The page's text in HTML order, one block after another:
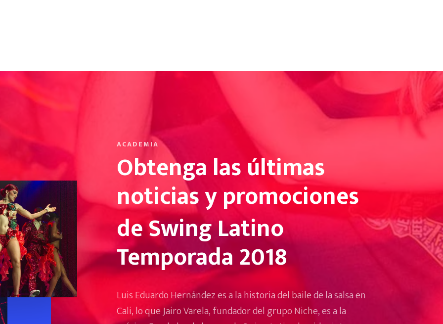
ACADEMIA
Obtenga las últimas
noticias y promociones
de Swing Latino
Temporada 2018
Luis Eduardo Hernández es a la historia del baile de la salsa en
Cali, lo que Jairo Varela, fundador del grupo Niche, es a la